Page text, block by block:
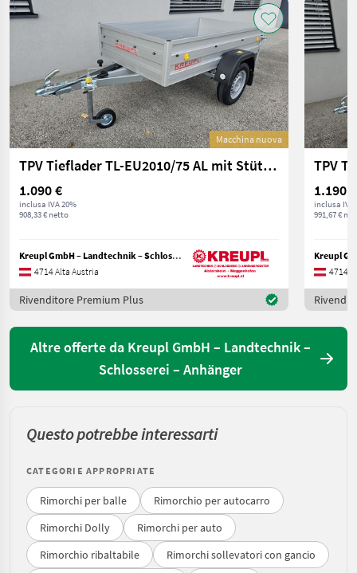
Macchina nuova
TPV Tieflader TL-EU2010/75 AL mit Stützrad AKTION
1.090 €
inclusa IVA 20%
908,33 € netto
Kreupl GmbH – Landtechnik – Schlosserei – Anhänger
4714 Alta Austria
Rivenditore Premium Plus
1.190 €
inclusa IVA
991,67 €
4714
Altre offerte da Kreupl GmbH – Landtechnik –
Schlosserei – Anhänger
Questo potrebbe interessarti
CATEGORIE APPROPRIATE
Rimorchi per balle
Rimorchio per autocarro
Rimorchi Dolly
Rimorchi per auto
Rimorchio ribaltabile
Rimorchi sollevatori con gancio